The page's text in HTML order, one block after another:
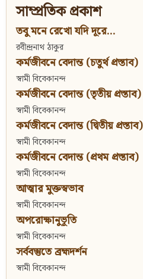
সাম্প্রতিক প্রকাশ
তবু মনে রেখো যদি দূরে...
রবীন্দ্রনাথ ঠাকুর
কর্মজীবনে বেদান্ত (চতুর্থ প্রস্তাব)
স্বামী বিবেকানন্দ
কর্মজীবনে বেদান্ত (তৃতীয় প্রস্তাব)
স্বামী বিবেকানন্দ
কর্মজীবনে বেদান্ত (দ্বিতীয় প্রস্তাব)
স্বামী বিবেকানন্দ
কর্মজীবনে বেদান্ত (প্রথম প্রস্তাব)
স্বামী বিবেকানন্দ
আত্মার মুক্তস্বভাব
স্বামী বিবেকানন্দ
অপরোক্ষানুভূতি
স্বামী বিবেকানন্দ
সর্ববস্তুতে ব্রহ্মদর্শন
স্বামী বিবেকানন্দ